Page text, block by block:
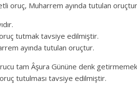
oruç, Muharrem ayında tutulan
tutmak tavsiye edilmiştir.
ayında tutulan oruçtur.
tam Âşura Gününe denk
tutulması tavsiye edilmiştir.